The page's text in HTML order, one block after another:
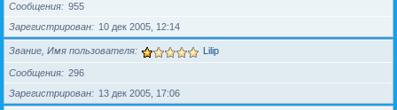
Сообщения
955
Зарегистрирован
10 дек 2005, 12:14
Звание, Имя пользователя Lilip
Сообщения
296
Зарегистрирован
13 дек 2005, 17:06